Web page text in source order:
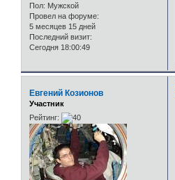
Пол: Мужской
Провел на форуме:
5 месяцев 15 дней
Последний визит:
Сегодня 18:00:49
Евгений Козионов
Участник
Рейтинг: